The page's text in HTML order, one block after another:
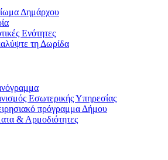
Δημάρχου
Ενότητες
τη Δωρίδα
Εσωτερικής Υπηρεσίας
πρόγραμμα Δήμου
& Αρμοδιότητες